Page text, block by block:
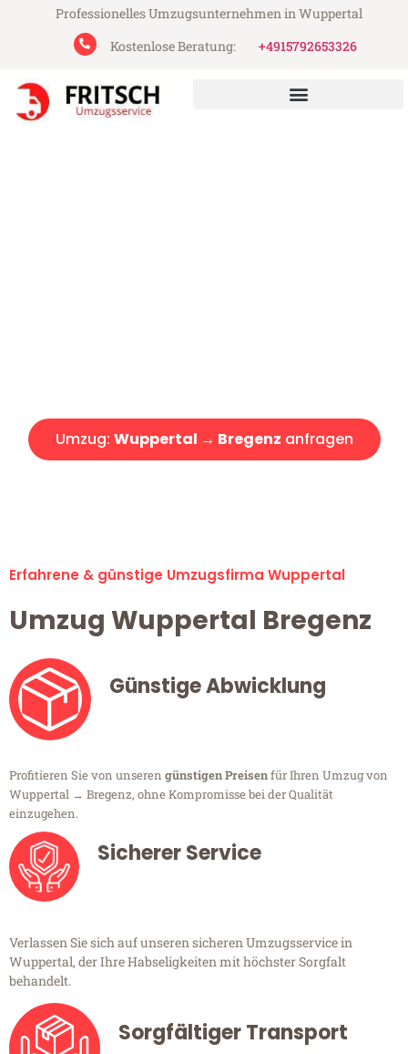
Professionelles Umzugsunternehmen in Wuppertal
Kostenlose Beratung:
+4915792653326
Umzug: Wuppertal → Bregenz anfragen
Erfahrene & günstige Umzugsfirma Wuppertal
Umzug Wuppertal Bregenz
Günstige Abwicklung
Profitieren Sie von unseren günstigen Preisenfür Ihren Umzug von
Wuppertal → Bregenz, ohne Kompromisse bei der Qualität
einzugehen.
Sicherer Service
Verlassen Sie sich auf unseren sicheren Umzugsservice in
Wuppertal, der Ihre Habseligkeiten mit höchster Sorgfalt
behandelt.
Sorgfältiger Transport